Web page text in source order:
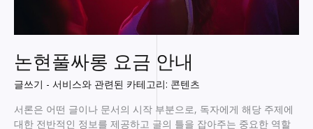
논현풀싸롱 요금 안내
글쓰기 - 서비스와 관련된 카테고리: 콘텐츠
서론은 어떤 글이나 문서의 시작 부분으로, 독자에게 해당 주제에
대한 전반적인 정보를 제공하고 글의 틀을 잡아주는 중요한 역할